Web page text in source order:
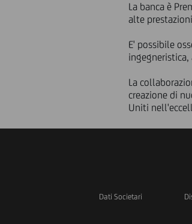
La banca è
alte
E' possibile
La
creazione di
Uniti
Dati Societari